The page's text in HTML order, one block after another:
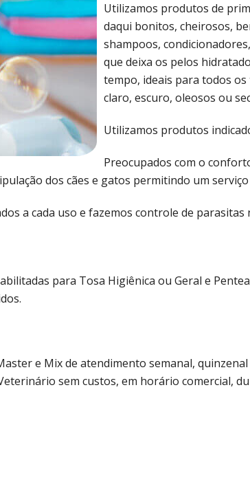
Utilizamos produtos de
daqui bonitos, cheirosos,
shampoos,
que deixa os pelos
tempo, ideais para todos
claro, escuro, oleosos ou
Utilizamos produtos
Preocupados com o
dos cães e gatos permitindo um
a cada uso e fazemos controle de
para Tosa Higiênica ou Geral e
e Mix de atendimento semanal,
sem custos, em horário comercial,